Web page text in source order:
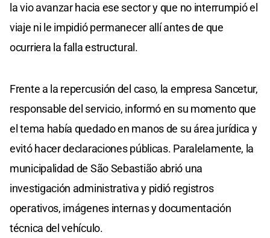
la vio avanzar hacia ese sector y que no interrumpió el
viaje ni le impidió permanecer allí antes de que
ocurriera la falla estructural.
Frente a la repercusión del caso, la empresa Sancetur,
responsable del servicio, informó en su momento que
el tema había quedado en manos de su área jurídica y
evitó hacer declaraciones públicas. Paralelamente, la
municipalidad de São Sebastião abrió una
investigación administrativa y pidió registros
operativos, imágenes internas y documentación
técnica del vehículo.